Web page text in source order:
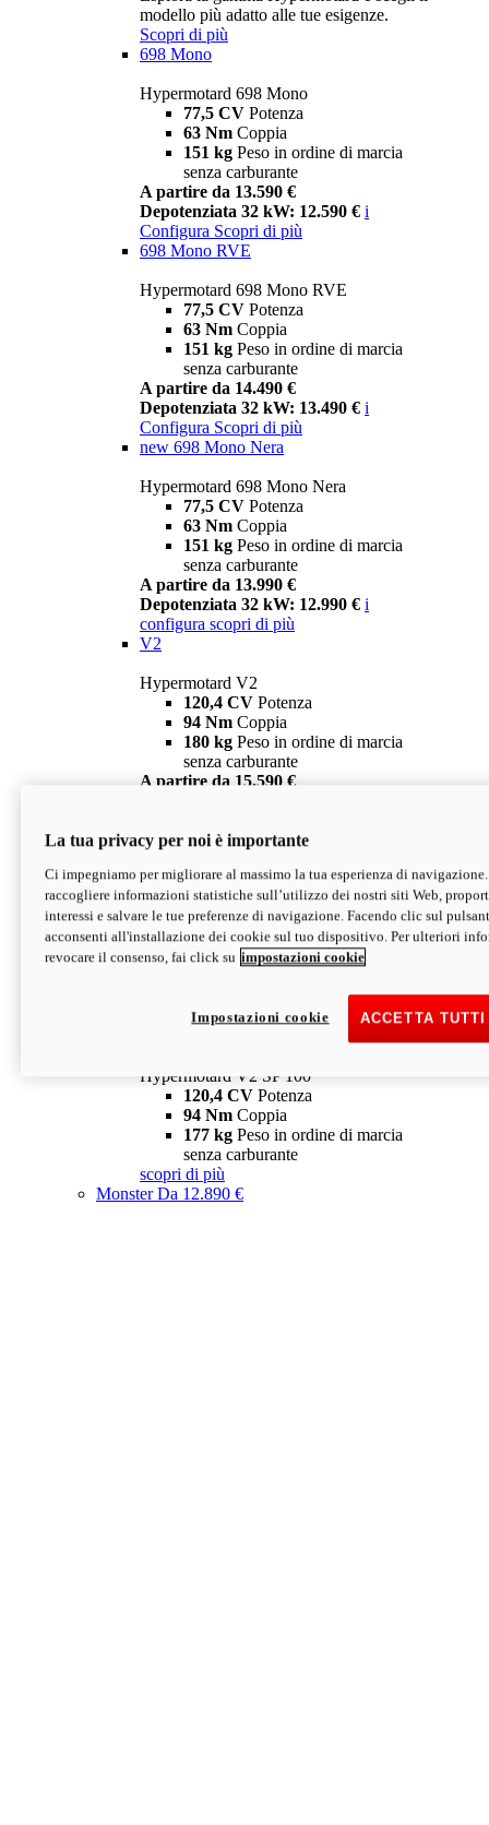
modello più adatto alle tue esigenze.
Scopri di più
698 Mono
Hypermotard 698 Mono
77,5 CV Potenza
63 Nm Coppia
151 kg Peso in ordine di marcia
senza carburante
A partire da 13.590 €
Depotenziata 32 kW: 12.590 € i
Configura Scopri di più
698 Mono RVE
Hypermotard 698 Mono RVE
77,5 CV Potenza
63 Nm Coppia
151 kg Peso in ordine di marcia
senza carburante
A partire da 14.490 €
Depotenziata 32 kW: 13.490 € i
Configura Scopri di più
new 698 Mono Nera
Hypermotard 698 Mono Nera
77,5 CV Potenza
63 Nm Coppia
151 kg Peso in ordine di marcia
senza carburante
A partire da 13.990 €
Depotenziata 32 kW: 12.990 € i
configura scopri di più
V2
Hypermotard V2
120,4 CV Potenza
94 Nm Coppia
180 kg Peso in ordine di marcia
senza carburante
A partire da 15.590 €
V2 SP
Hypermotard V2 SP
120,4 CVPotenza
94 NmCoppia
177 kgPeso in ordine di marcia
senza carburante
Depotenziata 35 kW: 18.890 € i
configura scopri di più
Hypermotard V2 SP 100
120,4 CV Potenza
94 Nm Coppia
177 kg Peso in ordine di marcia
senza carburante
scopri di più
MonsterDa 12.890 €
La tua privacy per noi è importante
Ci impegniamo per migliorare al massimo la tua esperienza di
raccogliere informazioni statistiche sull’utilizzo dei nostri siti Web,
interessi e salvare le tue preferenze di navigazione. Facendo clic sul
acconsenti all'installazione dei cookie sul tuo dispositivo. Per ulteriori
revocare il consenso, fai click su impostazioni cookie
ACCETTA
Impostazioni cookie